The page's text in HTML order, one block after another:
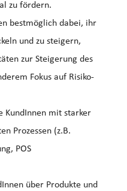
zu fördern.
bestmöglich dabei, ihr
und zu steigern,
zur Steigerung des
Fokus auf Risiko-
KundInnen mit starker
Prozessen (z.B.
POS
über Produkte und